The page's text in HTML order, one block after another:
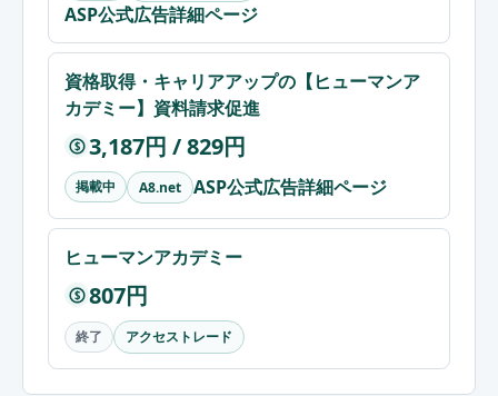
ASP公式広告詳細ページ
資格取得・キャリアアップの【ヒューマンア
カデミー】資料請求促進
$ 3,187円 / 829円
掲載中 A8.net ASP公式広告詳細ページ
ヒューマンアカデミー
$ 807円
終了 アクセストレード